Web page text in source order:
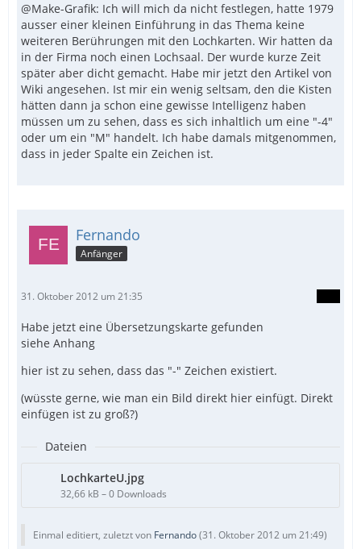
@Make-Grafik: Ich will mich da nicht festlegen, hatte 1979
ausser einer kleinen Einführung in das Thema keine
weiteren Berührungen mit den Lochkarten. Wir hatten da
in der Firma noch einen Lochsaal. Der wurde kurze Zeit
später aber dicht gemacht. Habe mir jetzt den Artikel von
Wiki angesehen. Ist mir ein wenig seltsam, den die Kisten
hätten dann ja schon eine gewisse Intelligenz haben
müssen um zu sehen, dass es sich inhaltlich um eine "-4"
oder um ein "M" handelt. Ich habe damals mitgenommen,
dass in jeder Spalte ein Zeichen ist.
Fernando
Anfänger
31. Oktober 2012 um 21:35
Habe jetzt eine Übersetzungskarte gefunden
siehe Anhang
hier ist zu sehen, dass das "-" Zeichen existiert.
(wüsste gerne, wie man ein Bild direkt hier einfügt. Direkt
einfügen ist zu groß?)
Dateien
LochkarteU.jpg
32,66 kB – 0 Downloads
Einmal editiert, zuletzt von Fernando(31. Oktober 2012 um 21:49)